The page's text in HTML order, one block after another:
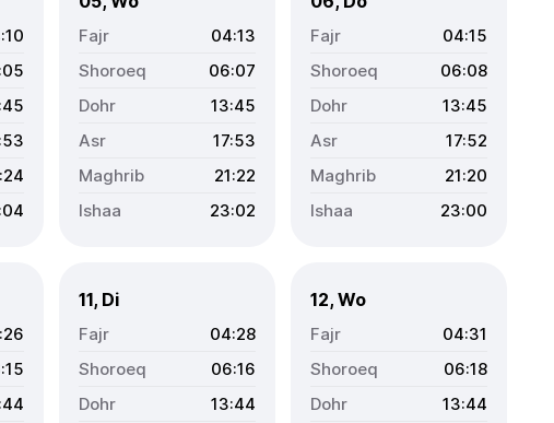
04:13
06:07
13:45
17:53
21:22
23:02
04:15
06:08
13:45
17:52
21:20
23:00
11, Di
04:28
06:16
13:44
12, Wo
04:31
06:18
13:44